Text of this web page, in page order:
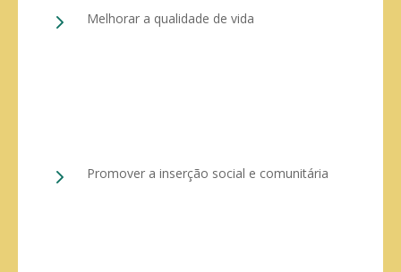
5 Melhorar a qualidade de vida
5 Promover a inserção social e comunitária